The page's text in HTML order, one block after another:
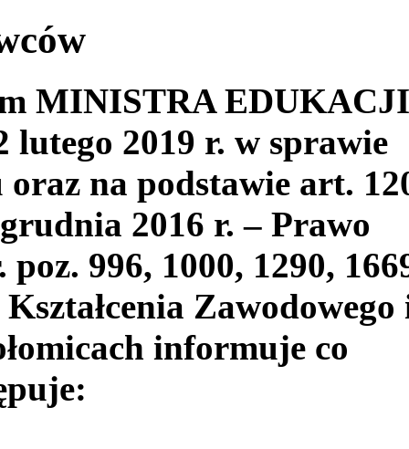
MINISTRA EDUKACJI
2019 r. w sprawie
na podstawie art.
2016 r. – Prawo
996, 1000, 1290,
Zawodowego
informuje co